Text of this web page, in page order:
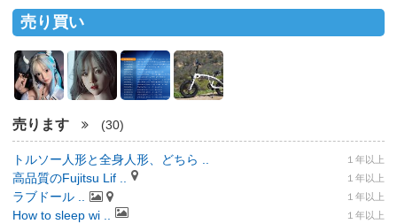
売り買い
売ります (30)
トルソー人形と全身人形、どちら .. １年以上
高品質のFujitsu Lif .. １年以上
ラブドール .. １年以上
How to sleep wi .. １年以上